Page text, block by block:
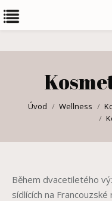
You are here:
Úvod Wellness
Během dvacetiletého
sídlících na